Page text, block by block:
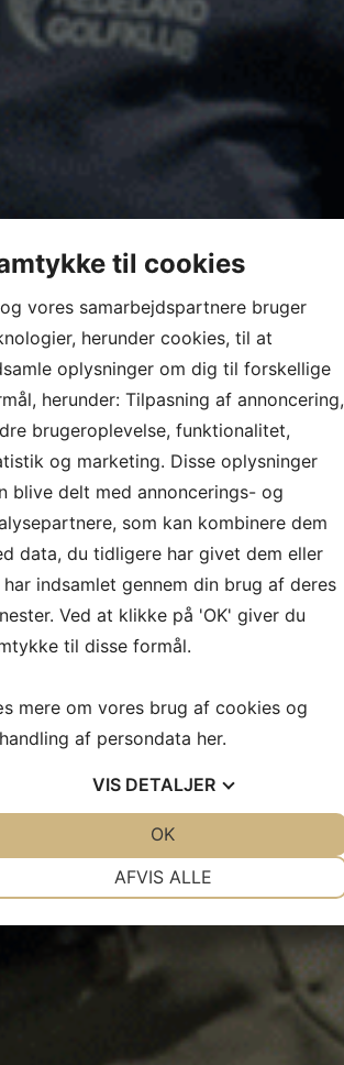
til cookies
vores samarbejdspartnere bruger
herunder cookies, til at
oplysninger om dig til forskellige
herunder: Tilpasning af annoncering,
brugeroplevelse, funktionalitet,
og marketing. Disse oplysninger
blive delt med annoncerings- og
som kan kombinere dem
data, du tidligere har givet dem eller
har indsamlet gennem din brug af deres
Ved at klikke på 'OK' giver du
til disse formål.
mere om vores brug af cookies og
af persondata her.
VIS DETALJER
AFVIS ALLE
OK